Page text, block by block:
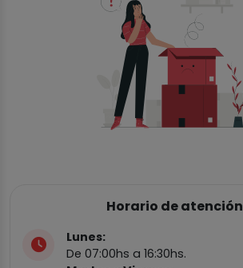
Horario de atención
Lunes:
De 07:00hs a 16:30hs.